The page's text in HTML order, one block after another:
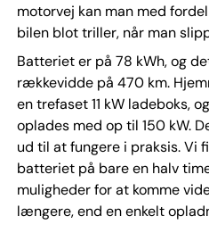
motorvej kan man med
bilen blot triller, når man
Batteriet er på 78 kWh, og
rækkevidde på 470 km.
en trefaset 11 kW ladeboks,
oplades med op til 150 kW.
ud til at fungere i praksis. Vi
batteriet på bare en halv
muligheder for at komme
længere, end en enkelt